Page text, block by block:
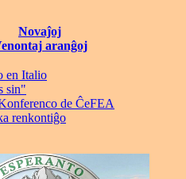
Novaĵoj
aranĝoj
en Italio
sin"
de ĈeFEA
renkontiĝo